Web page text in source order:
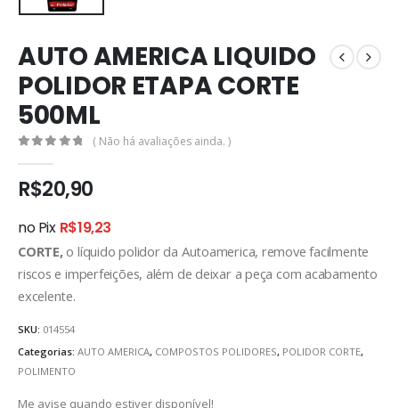
AUTO AMERICA LIQUIDO
POLIDOR ETAPA CORTE
500ML
( Não há avaliações ainda. )
R$20,90
no Pix R$19,23
CORTE,o líquido polidor da Autoamerica, remove facilmente
riscos e imperfeições, além de deixar a peça com acabamento
excelente.
SKU: 014554
Categorias: AUTO AMERICA, COMPOSTOS POLIDORES, POLIDOR CORTE,
POLIMENTO
Me avise quando estiver disponível!